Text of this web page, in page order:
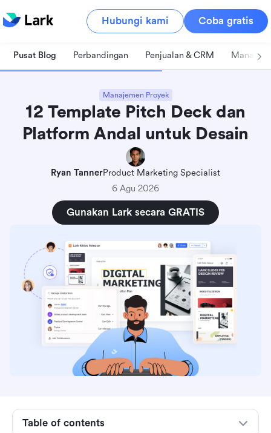
Hubungi kami Coba gratis
Pusat Blog Perbandingan Penjualan & CRM
Manajemen Proyek
12 Template Pitch Deck dan
Platform Andal untuk Desain
Ryan TannerProduct Marketing Specialist
6 Agu 2026
Gunakan Lark secara GRATIS
Table of contents
Apa itu pitch deck?